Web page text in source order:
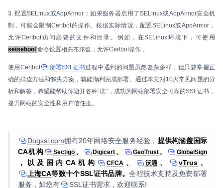
3. 配置SELinux或AppArmor：如果服务器启用了SELinux或AppArmor安全机
制，可能会限制Certbot的操作。根据实际情况，配置SELinux或AppArmor，
允许Certbot访问必要的文件和目录。例如，在SELinux环境下，可使用
setsebool 命令设置相关布尔值，允许Certbot操作 。
使用Certbot 部署SSL证书过程中遇到的问题虽然复杂多样，但只要掌握正
确的排查方法和解决方案，就能顺利完成部署。通过本文对10大常见问题的分
析和解答，希望能帮助你避开各种“坑”，成功为网站部署安全可靠的SSL证书，
提升网站的安全性和用户信任度。
Dogssl.com拥有20年网络安全服务经验， 提供构涵盖国际
CA机构
Sectigo 、 Digicert 、 GeoTrust、 GlobalSign
，以及国内CA机构 CFCA 、 沃通 、 vTrus、
上海CA等数十个SSL证书品牌。全程技术支持及免费部署
服务，如您有
SSL证书需求，欢迎联系!